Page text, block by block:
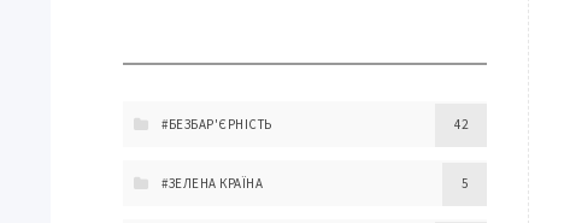
#БЕЗБАР'ЄРНІСТЬ 42
#ЗЕЛЕНА КРАЇНА 5